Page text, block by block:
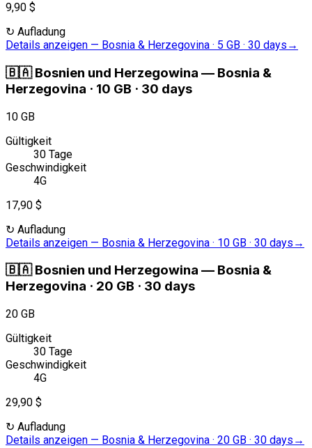
9,90 $
↻ Aufladung
Details anzeigen — Bosnia & Herzegovina · 5 GB · 30 days →
🇧🇦 Bosnien und Herzegowina — Bosnia &
Herzegovina · 10 GB · 30 days
10 GB
Gültigkeit
30 Tage
Geschwindigkeit
4G
17,90 $
↻ Aufladung
Details anzeigen — Bosnia & Herzegovina · 10 GB · 30 days →
🇧🇦 Bosnien und Herzegowina — Bosnia &
Herzegovina · 20 GB · 30 days
20 GB
Gültigkeit
30 Tage
Geschwindigkeit
4G
29,90 $
↻ Aufladung
Details anzeigen — Bosnia & Herzegovina · 20 GB · 30 days →